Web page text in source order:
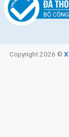
bánh
Xe được sử
12 inch đáp ứng
Copyright 2026 ©